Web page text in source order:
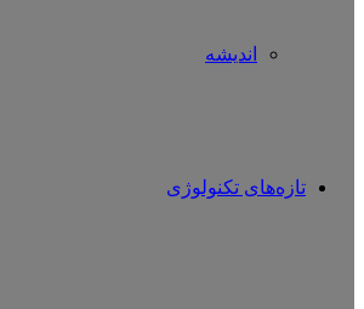
اندیشه
تازه‌های تکنولوژی